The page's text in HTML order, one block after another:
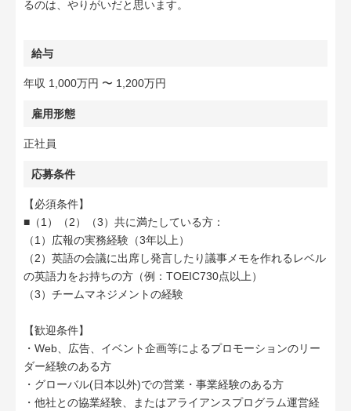
るのは、やりがいだと思います。
給与
年収 1,000万円 〜 1,200万円
雇用形態
正社員
応募条件
【必須条件】
■（1）（2）（3）共に満たしている方：
（1）広報の実務経験（3年以上）
（2）英語の会議に出席し発言したり議事メモを作れるレベル
の英語力をお持ちの方（例：TOEIC730点以上）
（3）チームマネジメントの経験
【歓迎条件】
・Web、広告、イベント企画等によるプロモーションのリー
ダー経験のある方
・グローバル(日本以外)での営業・事業経験のある方
・他社との協業経験、またはアライアンスプログラム運営経